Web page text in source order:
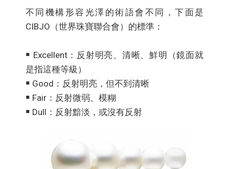
不同機構形容光澤的術語會不同，下面是
CIBJO（世界珠寶聯合會）的標準：
￭ Excellent：反射明亮、清晰、鮮明（鏡面就
是指這種等級）
￭ Good：反射明亮，但不到清晰
￭ Fair：反射微弱、模糊
￭ Dull：反射黯淡，或沒有反射